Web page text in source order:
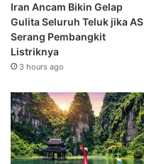
Iran Ancam Bikin Gelap
Gulita Seluruh Teluk jika AS
Serang Pembangkit
Listriknya
3 hours ago